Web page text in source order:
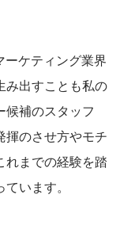
ケティング業界
み出すことも私の
候補のスタッフ
揮のさせ方やモチ
れまでの経験を踏
います。